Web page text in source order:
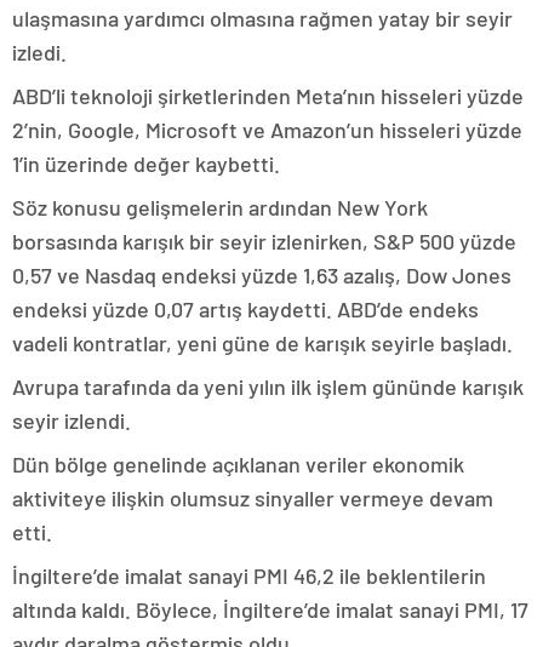
ulaşmasına yardımcı olmasına rağmen yatay bir seyir
izledi.
ABD’li teknoloji şirketlerinden Meta’nın hisseleri yüzde
2’nin, Google, Microsoft ve Amazon’un hisseleri yüzde
1’in üzerinde değer kaybetti.
Söz konusu gelişmelerin ardından New York
borsasında karışık bir seyir izlenirken, S&P 500 yüzde
0,57 ve Nasdaq endeksi yüzde 1,63 azalış, Dow Jones
endeksi yüzde 0,07 artış kaydetti. ABD’de endeks
vadeli kontratlar, yeni güne de karışık seyirle başladı.
Avrupa tarafında da yeni yılın ilk işlem gününde karışık
seyir izlendi.
Dün bölge genelinde açıklanan veriler ekonomik
aktiviteye ilişkin olumsuz sinyaller vermeye devam
etti.
İngiltere’de imalat sanayi PMI 46,2 ile beklentilerin
altında kaldı. Böylece, İngiltere’de imalat sanayi PMI, 17